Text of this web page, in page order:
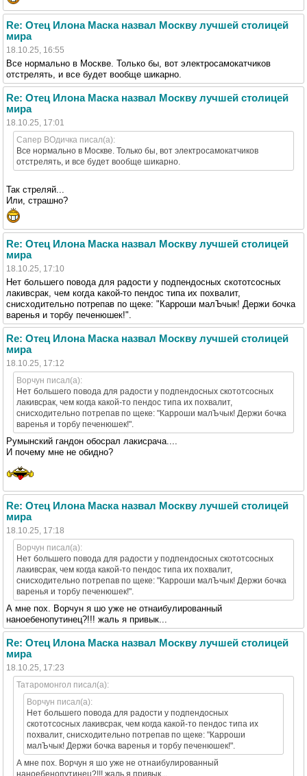
Re: Отец Илона Маска назвал Москву лучшей столицей
мира
18.10.25, 16:55
Все нормально в Москве. Только бы, вот электросамокатчиков
отстрелять, и все будет вообще шикарно.
Re: Отец Илона Маска назвал Москву лучшей столицей
мира
18.10.25, 17:01
Сапер ВОдичка писал(а):
Все нормально в Москве. Только бы, вот электросамокатчиков
отстрелять, и все будет вообще шикарно.
Так стреляй...
Или, страшно?
Re: Отец Илона Маска назвал Москву лучшей столицей
мира
18.10.25, 17:10
Нет большего повода для радости у подпендосных скототсосных
лакивсрак, чем когда какой-то пендос типа их похвалит,
снисходительно потрепав по щеке: "Карроши малЪчык! Держи бочка
варенья и торбу печенюшек!".
Re: Отец Илона Маска назвал Москву лучшей столицей
мира
18.10.25, 17:12
Ворчун писал(а):
Нет большего повода для радости у подпендосных скототсосных
лакивсрак, чем когда какой-то пендос типа их похвалит,
снисходительно потрепав по щеке: "Карроши малЪчык! Держи бочка
варенья и торбу печенюшек!".
Румынский гандон обосрал лакисрача....
И почему мне не обидно?
Re: Отец Илона Маска назвал Москву лучшей столицей
мира
18.10.25, 17:18
Ворчун писал(а):
Нет большего повода для радости у подпендосных скототсосных
лакивсрак, чем когда какой-то пендос типа их похвалит,
снисходительно потрепав по щеке: "Карроши малЪчык! Держи бочка
варенья и торбу печенюшек!".
А мне пох. Ворчун я шо уже не отнаибулированный
наноебенопутинец?!!! жаль я привык...
Re: Отец Илона Маска назвал Москву лучшей столицей
мира
18.10.25, 17:23
Татаромонгол писал(а):
Ворчун писал(а):
Нет большего повода для радости у подпендосных
скототсосных лакивсрак, чем когда какой-то пендос типа их
похвалит, снисходительно потрепав по щеке: "Карроши
малЪчык! Держи бочка варенья и торбу печенюшек!".
А мне пох. Ворчун я шо уже не отнаибулированный